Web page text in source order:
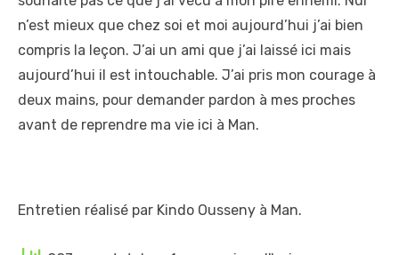
n’est mieux que chez soi et moi aujourd’hui j’ai bien
compris la leçon. J’ai un ami que j’ai laissé ici mais
aujourd’hui il est intouchable. J’ai pris mon courage à
deux mains, pour demander pardon à mes proches
avant de reprendre ma vie ici à Man.
Entretien réalisé par Kindo Ousseny à Man.